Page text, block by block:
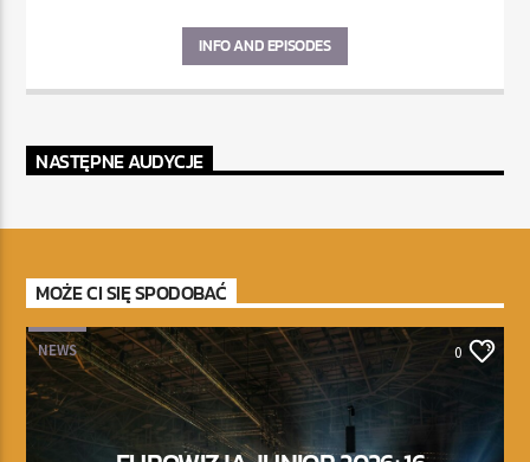
INFO AND EPISODES
NASTĘPNE AUDYCJE
MOŻE CI SIĘ SPODOBAĆ
NEWS 0